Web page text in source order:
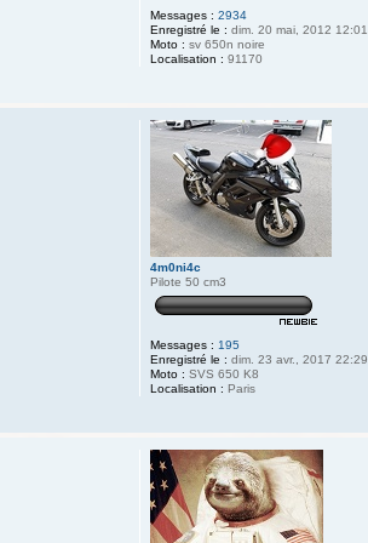
Messages : 2934
Enregistré le : dim. 20 mai, 2012 12:01
Moto : sv 650n noire
Localisation : 91170
4m0ni4c
Pilote 50 cm3
Messages : 195
Enregistré le : dim. 23 avr., 2017 22:29
Moto : SVS 650 K8
Localisation : Paris